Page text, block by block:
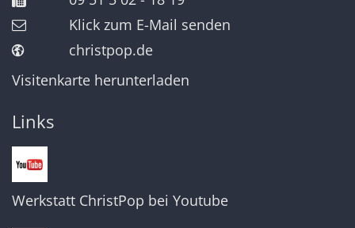
Klick zum E-Mail senden
christpop.de
Visitenkarte herunterladen
Links
Werkstatt ChristPop bei Youtube